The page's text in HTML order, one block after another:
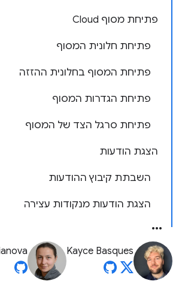
פתיחת מסוף Cloud
פתיחת חלונית המסוף
פתיחת המסוף בחלונית ההזזה
פתיחת הגדרות המסוף
פתיחת סרגל הצד של המסוף
הצגת הודעות
השבתת קיבוץ ההודעות
הצגת הודעות מנקודות עצירה
Kayce Basques